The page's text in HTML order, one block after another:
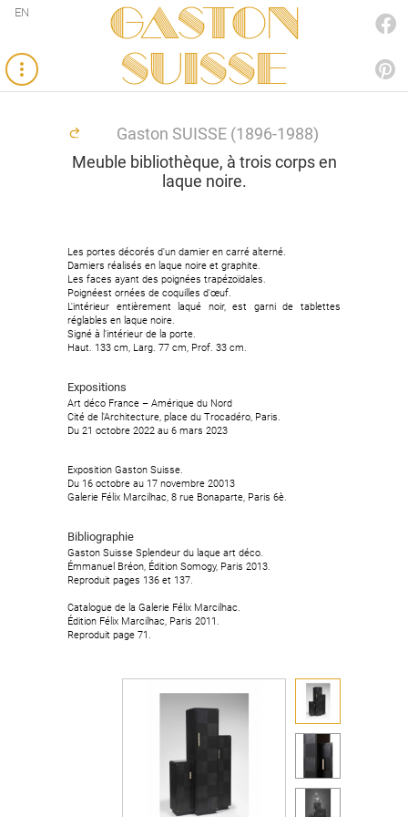
Gaston
SUISSE
EN
Gaston SUISSE (1896-1988)
Meuble bibliothèque, à trois corps en
laque noire.
Les portes décorés d'un damier en carré alterné.
Damiers réalisés en laque noire et graphite.
Les faces ayant des poignées trapézoïdales.
Poignéest ornées de coquilles d'œuf.
L'intérieur entièrement laqué noir, est garni de tablettes
réglables en laque noire.
Signé à l'intérieur de la porte.
Haut. 133 cm, Larg. 77 cm, Prof. 33 cm.
Expositions
Art déco France – Amérique du Nord
Cité de l'Architecture, place du Trocadéro, Paris.
Du 21 octobre 2022 au 6 mars 2023
Exposition Gaston Suisse.
Du 16 octobre au 17 novembre 20013
Galerie Félix Marcilhac, 8 rue Bonaparte, Paris 6è.
Bibliographie
Gaston Suisse Splendeur du laque art déco.
Émmanuel Bréon, Édition Somogy, Paris 2013.
Reproduit pages 136 et 137.
Catalogue de la Galerie Félix Marcilhac.
Édition Félix Marcilhac, Paris 2011.
Reproduit page 71.
Les portes décorés d'un damier en carré alterné.
Damiers réalisés en laque noire et graphite.
Les faces ayant des poignées trapézoïdales.
Poignéest ornées de coquilles d'œuf.
L'intérieur entièrement laqué noir, est garni de tablettes
réglables en laque noire.
Signé à l'intérieur de la porte.
Haut. 133 cm, Larg. 77 cm, Prof. 33 cm.
Expositions
Art déco France – Amérique du Nord
Cité de l'Architecture, place du Trocadéro, Paris.
Du 21 octobre 2022 au 6 mars 2023
Exposition Gaston Suisse.
Du 16 octobre au 17 novembre 20013
Galerie Félix Marcilhac, 8 rue Bonaparte, Paris 6è.
Bibliographie
Gaston Suisse Splendeur du laque art déco.
Émmanuel Bréon, Édition Somogy, Paris 2013.
Reproduit pages 136 et 137.
Catalogue de la Galerie Félix Marcilhac.
Édition Félix Marcilhac, Paris 2011.
Reproduit page 71.